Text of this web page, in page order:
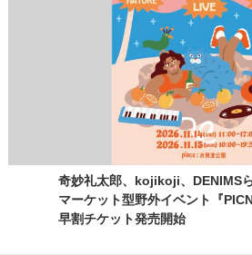
奇妙礼太郎、kojikoji、DENIMS
マーケット型野外イベント『
早割チケット発売開始